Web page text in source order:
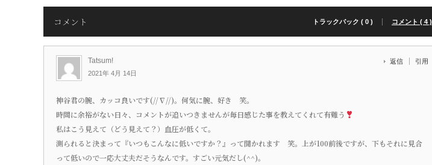
コメント トラックバック ( 0 ) コメント ( 4 )
Tatsum!
2021年 4月 14日
返信 引用
神谷君の腕、カッコ良いです(//∇//)。何気に腕、好き 笑。
時間に余裕がない日々、コメントが追いつきませんが毎日感じた事を教えてくれて有難う
私はこう見えて（どう見えて？）血圧が低くて。
測られると決まって『いつもこんなに低いですか？』って聞かれます 笑。上が100前後ですが、下もそれに見合
って低いので一応大丈夫だそうなんです。すごい元気だし(^^)。